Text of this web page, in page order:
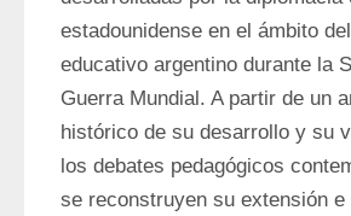
estadounidense en el ámbito
educativo argentino durante la
Guerra Mundial. A partir de un
histórico de su desarrollo y su
los debates pedagógicos
se reconstruyen su extensión e